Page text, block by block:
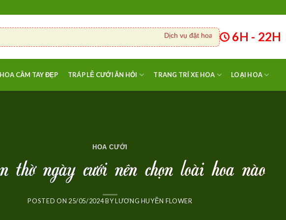
Dịch vụ đặt hoa cưới, xe hoa tráp ăn hỏi
6H - 22H
HOA CẦM TAY ĐẸP TRÁP LỄ CƯỚI ĂN HỎI TRANG TRÍ XE HOA LOẠI HOA
HOA CƯỚI
thờ ngày cưới nên chọn loài hoa nào
POSTED ON 25/05/2024BYLƯƠNG HUYỀN FLOWER